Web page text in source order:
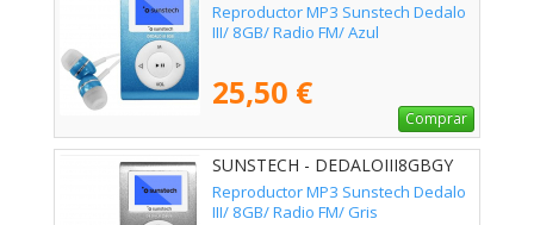
Reproductor MP3 Sunstech Dedalo
III/ 8GB/ Radio FM/ Azul
25,50 €
Comprar
SUNSTECH - DEDALOIII8GBGY
Reproductor MP3 Sunstech Dedalo
III/ 8GB/ Radio FM/ Gris